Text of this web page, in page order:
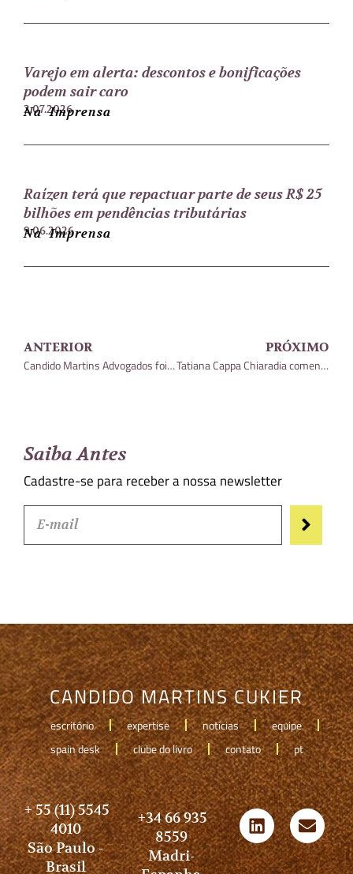
Varejo em alerta: descontos e bonificações
podem sair caro
2.07.2026
Na Imprensa
Raízen terá que repactuar parte de seus R$ 25
bilhões em pendências tributárias
9.06.2026
Na Imprensa
ANTERIOR
Candido Martins Advogados foi incluído entre os melhores escritórios do Brasil pelo guia ITR World Tax
PRÓXIMO
Tatiana Cappa Chiaradia comentou sobre a publicação da Medida Provisória 1.185/2023
Saiba Antes
Cadastre-se para receber a nossa newsletter
CANDIDO MARTINS CUKIER
escritório expertise notícias
equipe
spain desk
clube do livro contato pt
+ 55 (11) 5545
4010
São Paulo -
Brasil
+34 66 935
8559
Madri-